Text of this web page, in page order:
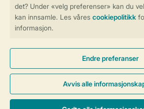
Mer info og preferanser
Sikker betaling
Generelle betingelser Persondatapolitik